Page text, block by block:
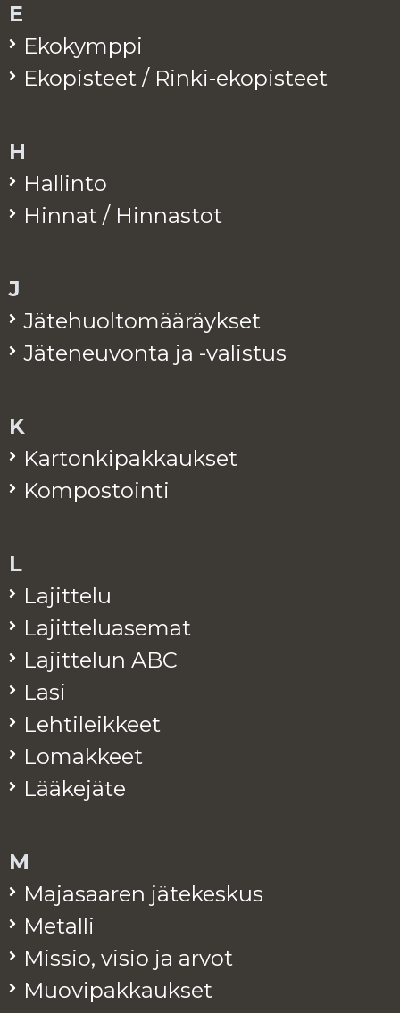
E
Eko­kymp­pi
Eko­pis­teet / Rinki-eko­pis­teet
H
Hal­lin­to
Hin­nat / Hin­nas­tot
J
Jä­te­huol­to­mää­räyk­set
Jä­te­neu­von­ta ja -va­lis­tus
K
Kar­ton­ki­pak­kauk­set
Kom­pos­toin­ti
L
La­jit­te­lu
La­jit­te­lua­se­mat
La­jit­te­lun ABC
Lasi
Leh­ti­leik­keet
Lo­mak­keet
Lää­ke­jä­te
M
Ma­ja­saa­ren jä­te­kes­kus
Me­tal­li
Mis­sio, visio ja arvot
Muo­vi­pak­kauk­set